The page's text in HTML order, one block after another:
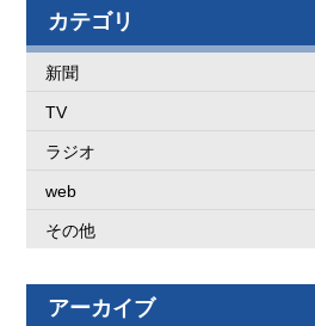
カテゴリ
新聞
TV
ラジオ
web
その他
アーカイブ